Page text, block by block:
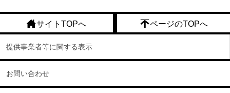
サイトTOPへ ページのTOPへ
提供事業者等に関する表示
お問い合わせ